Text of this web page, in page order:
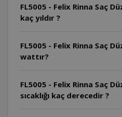
FL5005 - Felix Rinna Saç
kaç yıldır ?
FL5005 - Felix Rinna Saç
wattır?
FL5005 - Felix Rinna Saç
sıcaklığı kaç derecedir ?